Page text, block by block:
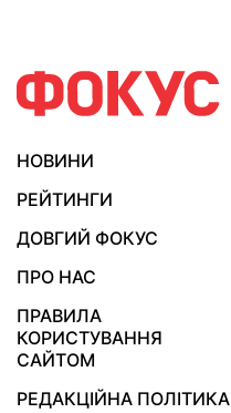
НОВИНИ
РЕЙТИНГИ
ДОВГИЙ ФОКУС
ПРО НАС
ПРАВИЛА
КОРИСТУВАННЯ
САЙТОМ
РЕДАКЦІЙНА ПОЛІТИКА